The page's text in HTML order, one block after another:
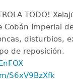
TODO!
Cobán Imperial
disturbios,
de reposición.
S6xV9BzXfk